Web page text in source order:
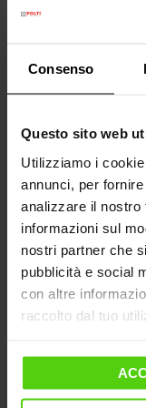
Consenso
Questo sito web
Utilizziamo i
annunci, per
analizzare il nostro
informazioni sul
nostri partner che
pubblicità e social
con altre
raccolto dal tuo
Telo asse da
Telo per asse
Adatto per
48,5 cm